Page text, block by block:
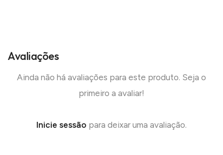
Avaliações
Ainda não há avaliações para este produto. Seja o
primeiro a avaliar!
Inicie sessão para deixar uma avaliação.